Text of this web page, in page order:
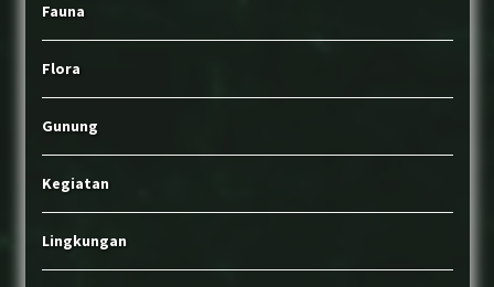
Fauna
Flora
Gunung
Kegiatan
Lingkungan